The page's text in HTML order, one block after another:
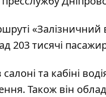
«Залізничний
203 тисячі
та кабіні
Також він